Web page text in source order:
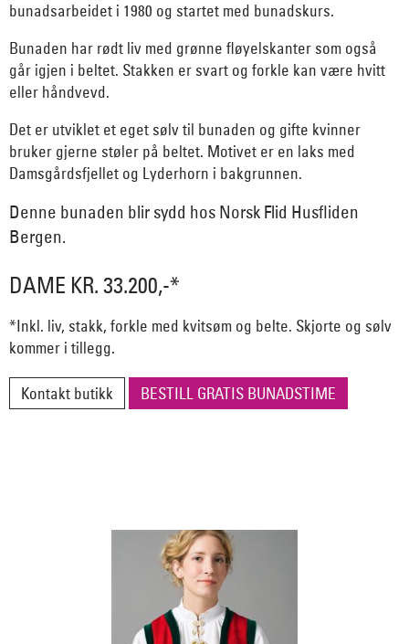
bunadsarbeidet i 1980 og startet med bunadskurs.
Bunaden har rødt liv med grønne fløyelskanter som også
går igjen i beltet. Stakken er svart og forkle kan være hvitt
eller håndvevd.
Det er utviklet et eget sølv til bunaden og gifte kvinner
bruker gjerne støler på beltet. Motivet er en laks med
Damsgårdsfjellet og Lyderhorn i bakgrunnen.
Denne bunaden blir sydd hos Norsk Flid Husfliden
Bergen.
DAME KR. 33.200,-*
*Inkl. liv, stakk, forkle med kvitsøm og belte. Skjorte og sølv
kommer i tillegg.
Kontakt butikk BESTILL GRATIS BUNADSTIME